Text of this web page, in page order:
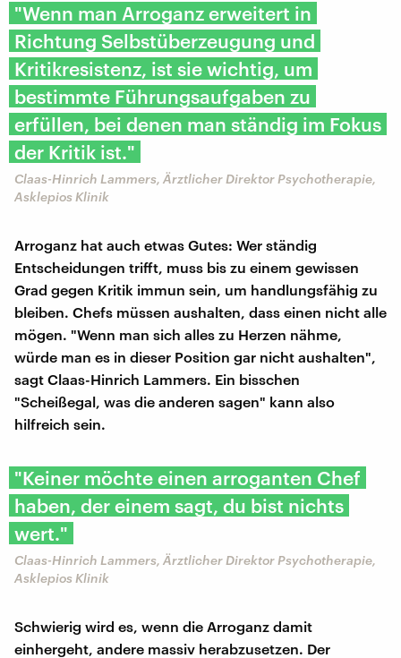
"Wenn man Arroganz erweitert in
Richtung Selbstüberzeugung und
Kritikresistenz, ist sie wichtig, um
bestimmte Führungsaufgaben zu
erfüllen, bei denen man ständig im Fokus
der Kritik ist."
Claas-Hinrich Lammers, Ärztlicher Direktor Psychotherapie,
Asklepios Klinik
Arroganz hat auch etwas Gutes: Wer ständig
Entscheidungen trifft, muss bis zu einem gewissen
Grad gegen Kritik immun sein, um handlungsfähig zu
bleiben. Chefs müssen aushalten, dass einen nicht alle
mögen. "Wenn man sich alles zu Herzen nähme,
würde man es in dieser Position gar nicht aushalten",
sagt Claas-Hinrich Lammers. Ein bisschen
"Scheißegal, was die anderen sagen" kann also
hilfreich sein.
"Keiner möchte einen arroganten Chef
haben, der einem sagt, du bist nichts
wert."
Claas-Hinrich Lammers, Ärztlicher Direktor Psychotherapie,
Asklepios Klinik
Schwierig wird es, wenn die Arroganz damit
einhergeht, andere massiv herabzusetzen. Der